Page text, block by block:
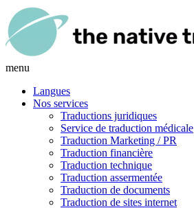
menu
Langues
Nos services
Traductions juridiques
Service de traduction médicale
Traduction Marketing / PR
Traduction financière
Traduction technique
Traduction assermentée
Traduction de documents
Traduction de sites internet